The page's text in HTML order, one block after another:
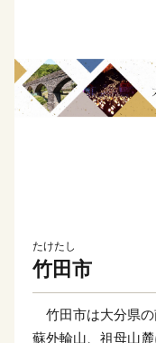
たけたし
竹田市
竹田市は大分県の
蘇外輪山、祖母山